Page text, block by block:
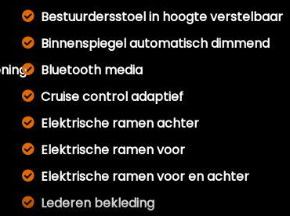
Bestuurdersstoel in hoogte verstelbaar
Binnenspiegel automatisch dimmend
Bluetooth media
Cruise control adaptief
Elektrische ramen achter
Elektrische ramen voor
Elektrische ramen voor en achter
Lederen bekleding